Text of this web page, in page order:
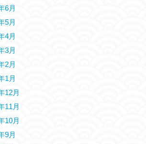
6月
5月
4月
3月
2月
1月
12月
11月
10月
9月